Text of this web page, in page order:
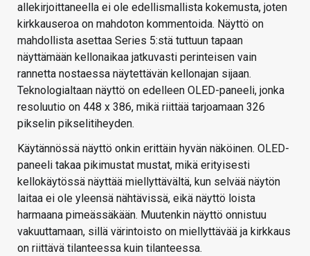
allekirjoittaneella ei ole edellismallista kokemusta, joten
kirkkauseroa on mahdoton kommentoida. Näyttö on
mahdollista asettaa Series 5:stä tuttuun tapaan
näyttämään kellonaikaa jatkuvasti perinteisen vain
rannetta nostaessa näytettävän kellonajan sijaan.
Teknologialtaan näyttö on edelleen OLED-paneeli, jonka
resoluutio on 448 x 386, mikä riittää tarjoamaan 326
pikselin pikselitiheyden.
Käytännössä näyttö onkin erittäin hyvän näköinen. OLED-
paneeli takaa pikimustat mustat, mikä erityisesti
kellokäytössä näyttää miellyttävältä, kun selvää näytön
laitaa ei ole yleensä nähtävissä, eikä näyttö loista
harmaana pimeässäkään. Muutenkin näyttö onnistuu
vakuuttamaan, sillä värintoisto on miellyttävää ja kirkkaus
on riittävä tilanteessa kuin tilanteessa.